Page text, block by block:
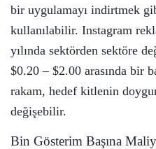
bir uygulamayı indirtmek
kullanılabilir. Instagram
yılında sektörden sektöre
$0.20 – $2.00 arasında bir
rakam, hedef kitlenin
değişebilir.
Bin Gösterim Başına